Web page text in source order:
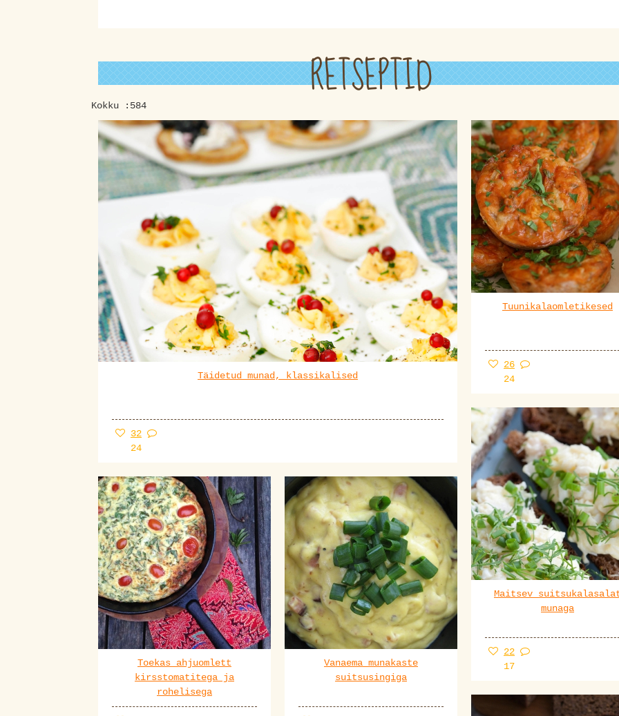
RETSEPTID
Kokku :584
Täidetud munad, klassikalised
32
24
Tuunikalaomletikesed
26
24
Maitsev
munaga
22
17
Toekas ahjuomlett
kirsstomatitega ja
rohelisega
Vanaema munakaste
suitsusingiga